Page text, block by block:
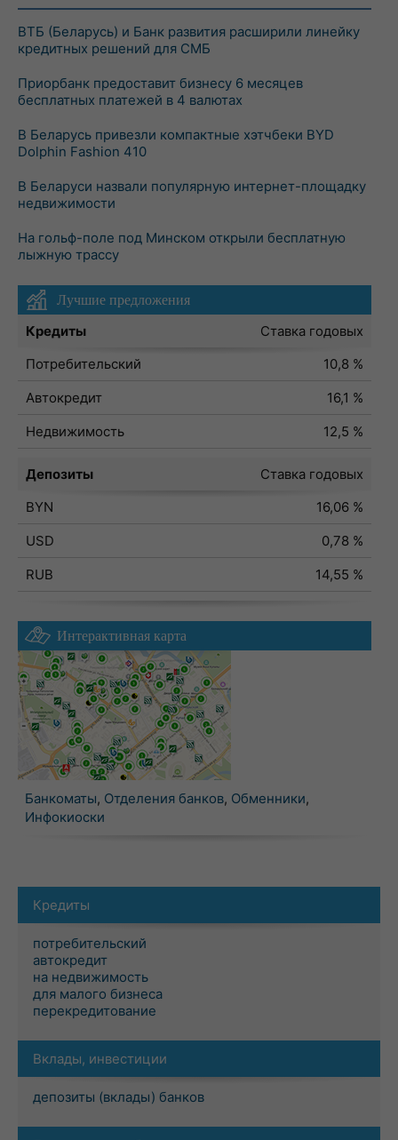
ВТБ (Беларусь) и Банк развития расширили линейку
кредитных решений для СМБ
Приорбанк предоставит бизнесу 6 месяцев
бесплатных платежей в 4 валютах
В Беларусь привезли компактные хэтчбеки BYD
Dolphin Fashion 410
В Беларуси назвали популярную интернет-площадку
недвижимости
На гольф-поле под Минском открыли бесплатную
лыжную трассу
Лучшие предложения
Кредиты
Ставка годовых
Потребительский
10,8 %
Автокредит
16,1 %
Недвижимость
12,5 %
Депозиты
Ставка годовых
BYN
16,06 %
USD
0,78 %
RUB
14,55 %
Интерактивная карта
Банкоматы, Отделения банков, Обменники,
Инфокиоски
Кредиты
потребительский
автокредит
на недвижимость
для малого бизнеса
перекредитование
Вклады, инвестиции
депозиты (вклады) банков